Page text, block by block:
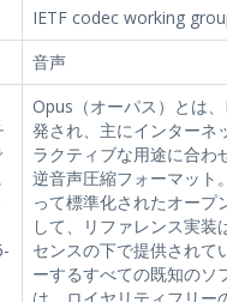
IETF codec working
音声
Opus（オーパス）とは
発され、主にインターネ
ラクティブな用途に合わ
逆音声圧縮フォーマット
って標準化されたオープ
して、リファレンス実装
センスの下で提供されて
ーするすべての既知のソ